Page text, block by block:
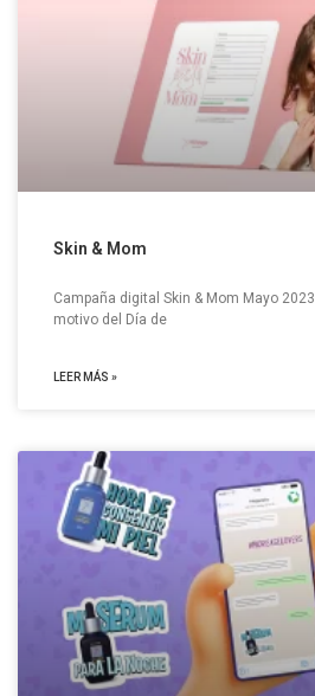
Skin & Mom
Campaña digital Skin & Mom Mayo
motivo del Día de
LEER MÁS »